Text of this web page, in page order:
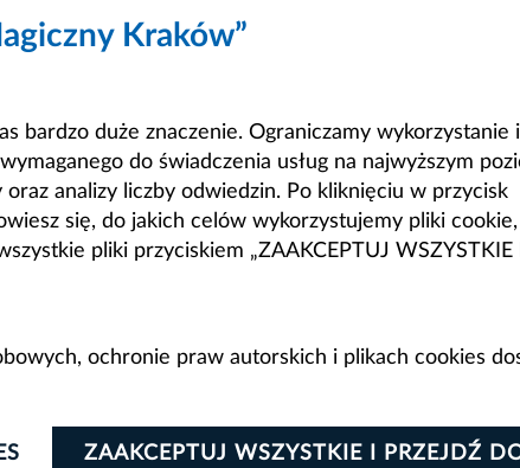
Kraków”
bardzo duże znaczenie. Ograniczamy wykorzystanie
do świadczenia usług na najwyższym
analizy liczby odwiedzin. Po kliknięciu w przycisk
się, do jakich celów wykorzystujemy pliki
pliki przyciskiem „ZAAKCEPTUJ WSZYSTKIE
ochronie praw autorskich i plikach cookies
ZAAKCEPTUJ WSZYSTKIE I PRZEJDŹ